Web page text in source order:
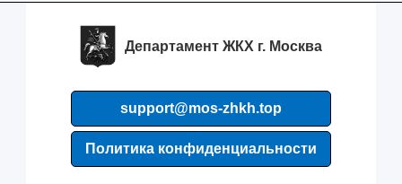
Департамент ЖКХ г. Москва
support@mos-zhkh.top
Политика конфиденциальности